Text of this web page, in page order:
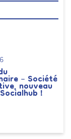
– Société
nouveau
!